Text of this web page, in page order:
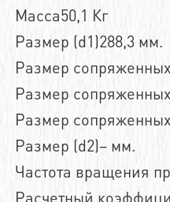
Масса50,1 Кг
Размер (d1)288,3 мм.
Размер
Размер
Размер
Размер (d2)– мм.
Частота вращения
Расчетный